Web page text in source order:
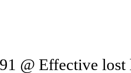
@ Effective